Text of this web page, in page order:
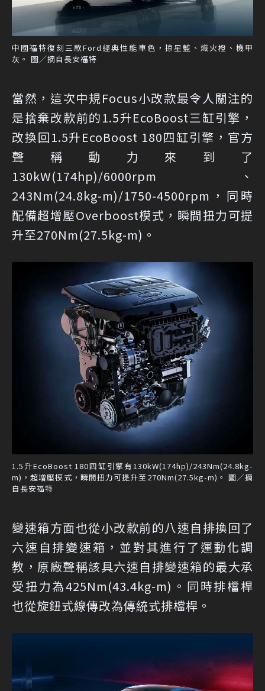
中國福特復刻三款Ford經典性能車色，掠星藍、熾火橙、機甲
灰。 圖／摘自長安福特
當然，這次中規Focus小改款最令人關注的
是捨棄改款前的1.5升EcoBoost三缸引擎，
改換回1.5升EcoBoost 180四缸引擎，官方
聲稱動力來到了
130kW(174hp)/6000rpm、
243Nm(24.8kg-m)/1750-4500rpm，同時
配備超增壓Overboost模式，瞬間扭力可提
升至270Nm(27.5kg-m)。
1.5升EcoBoost 180四缸引擎有130kW(174hp)/243Nm(24.8kg-
m)，超增壓模式，瞬間扭力可提升至270Nm(27.5kg-m)。 圖／摘
自長安福特
變速箱方面也從小改款前的八速自排換回了
六速自排變速箱，並對其進行了運動化調
教，原廠聲稱該具六速自排變速箱的最大承
受扭力為425Nm(43.4kg-m)。同時排檔桿
也從旋鈕式線傳改為傳統式排檔桿。